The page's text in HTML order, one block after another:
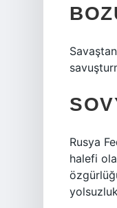
Rusya
halefi